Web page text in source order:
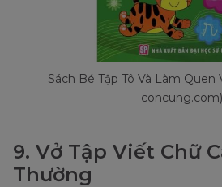
Sách Bé Tập Tô Và Làm Quen
concung.com)
9. Vở Tập Viết Chữ
Thường